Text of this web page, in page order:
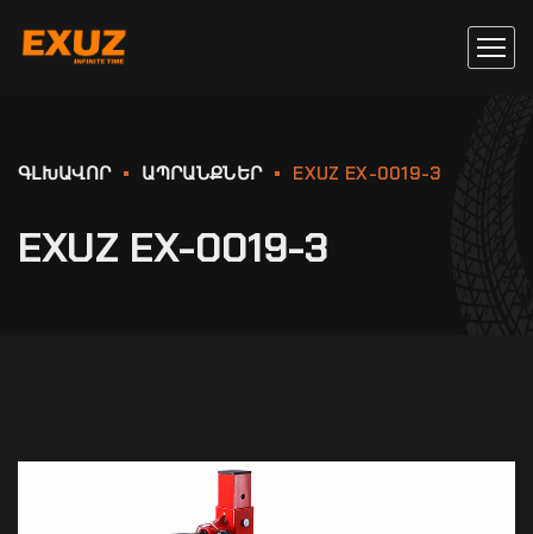
ԳԼԽԱՎՈՐ ԱՊՐԱՆՔՆԵՐ EXUZ EX-0019-3
EXUZ EX-0019-3